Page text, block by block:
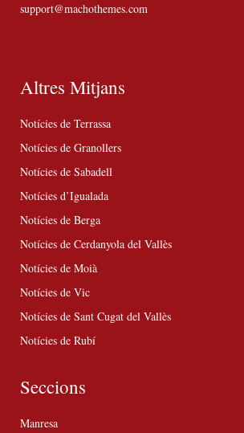
support@machothemes.com
Altres Mitjans
Notícies de Terrassa
Notícies de Granollers
Notícies de Sabadell
Notícies d’Igualada
Notícies de Berga
Notícies de Cerdanyola del Vallès
Notícies de Moià
Notícies de Vic
Notícies de Sant Cugat del Vallès
Notícies de Rubí
Seccions
Manresa